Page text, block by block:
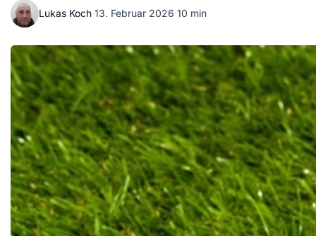
Lukas Koch·13. Februar 2026·10 min